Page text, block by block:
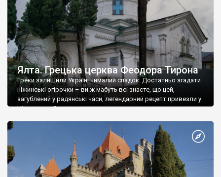
Ялта. Грецька церква Феодора Тирона
Греки залишили Україні чималий спадок. Достатньо згадати
ніжинські огірочки – ви ж мабуть всі знаєте, що цей,
загублений у радянські часи, легендарний рецепт привезли у
Ніжин греки?